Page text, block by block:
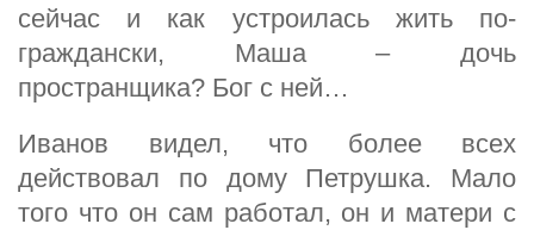
сейчас и как устроилась жить по-
граждански, Маша – дочь
пространщика? Бог с ней…
Иванов видел, что более всех
действовал по дому Петрушка. Мало
того что он сам работал, он и матери с